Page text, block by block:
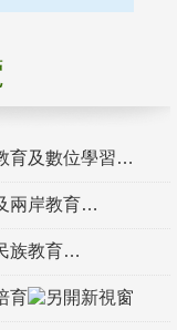
育及數位學習
兩岸教育
族教育
育